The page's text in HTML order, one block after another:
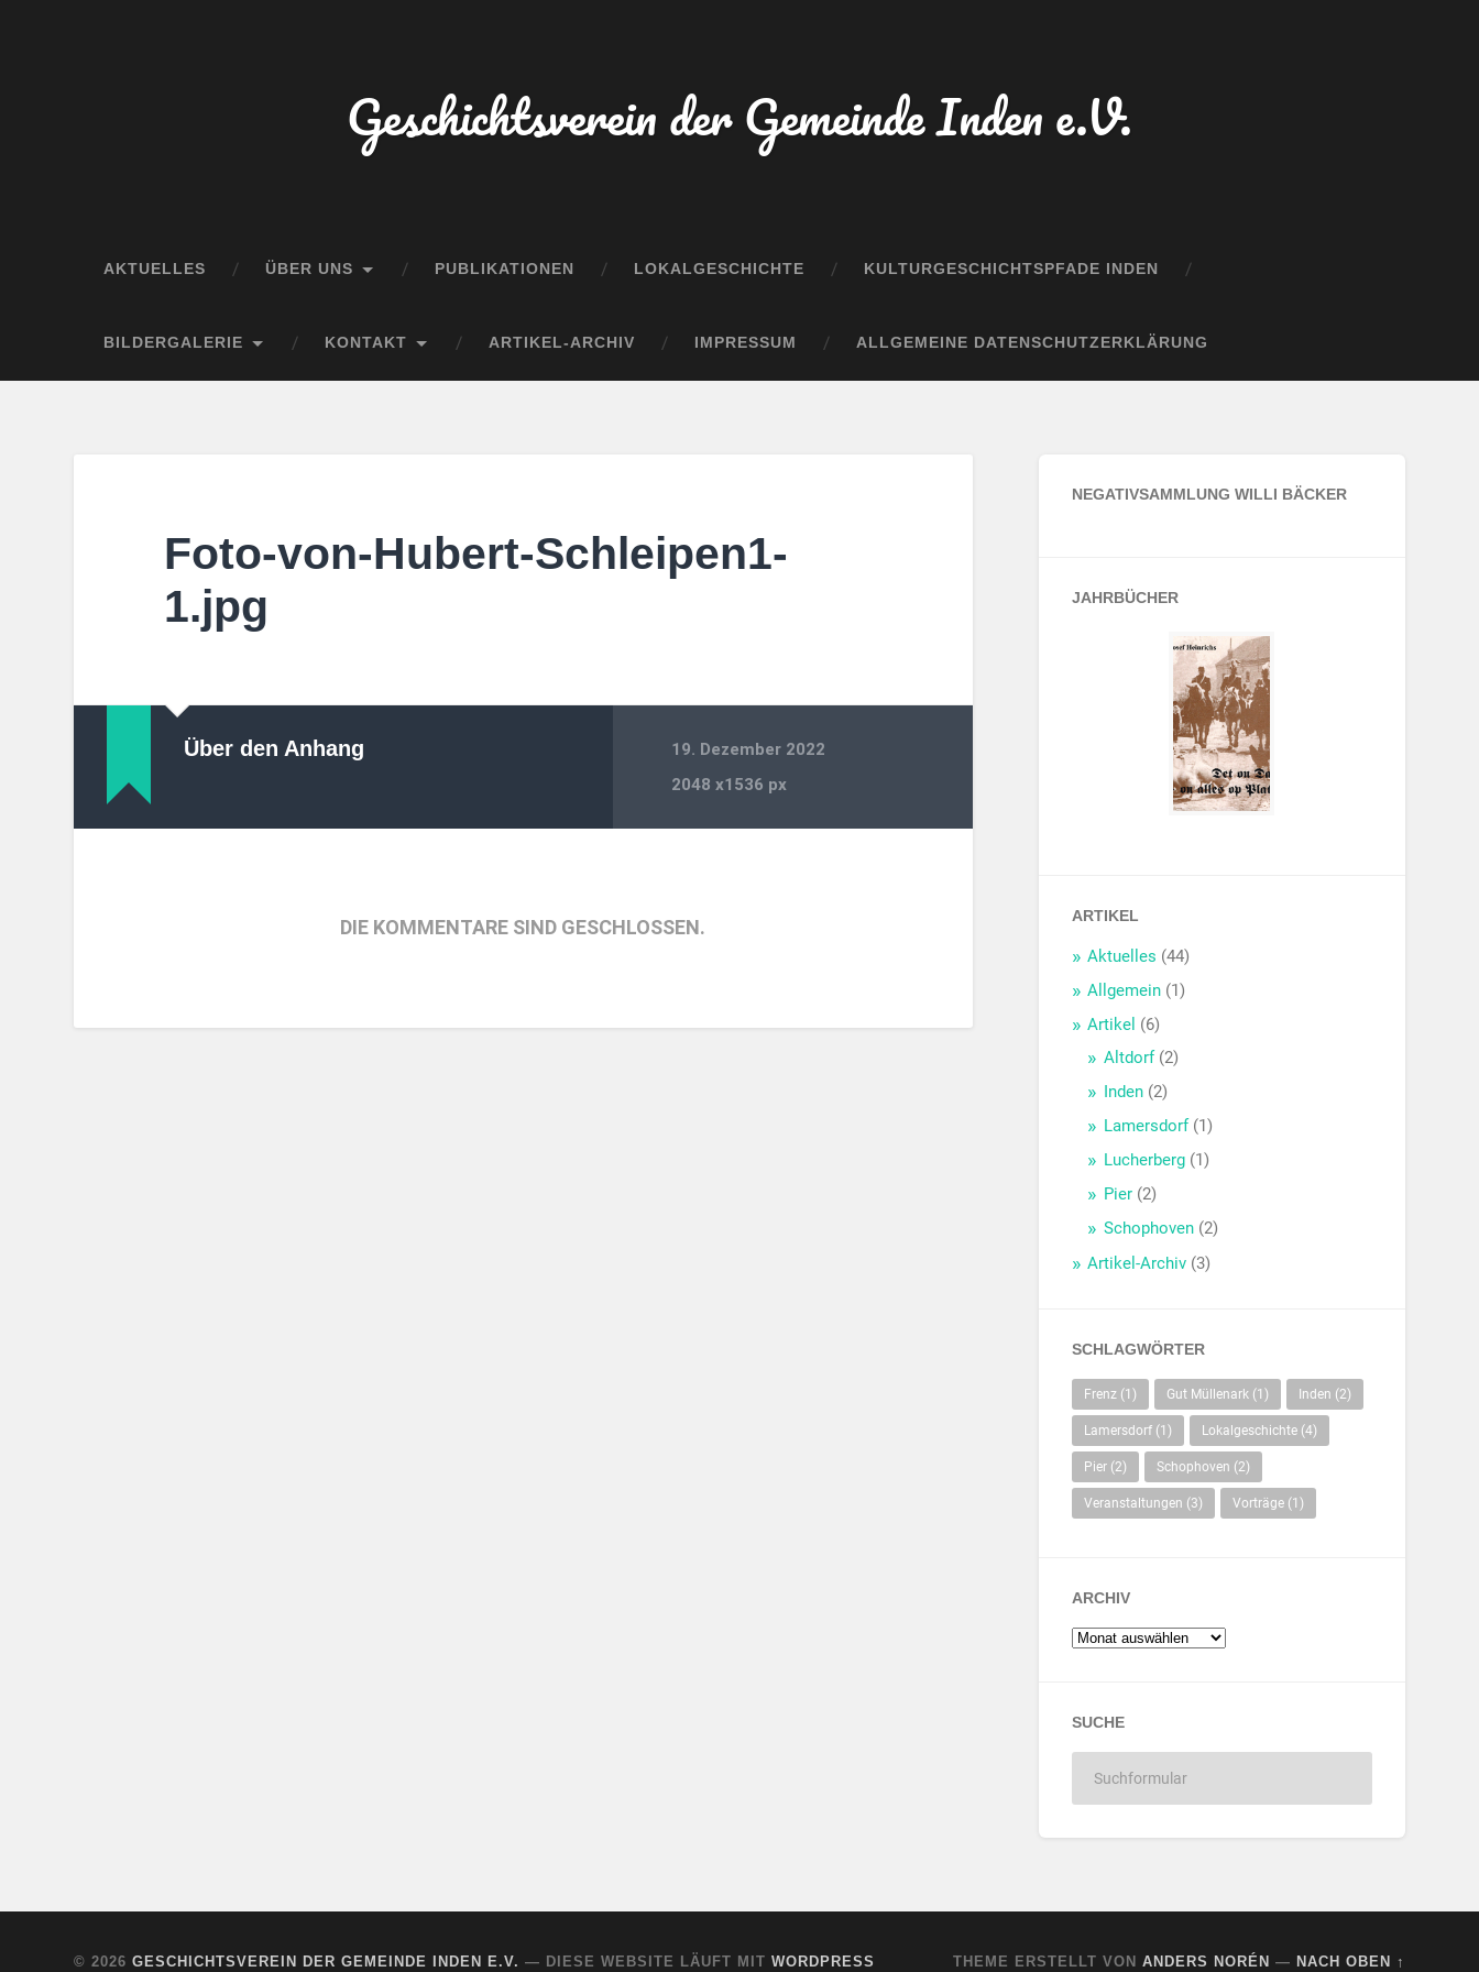
Geschichtsverein der Gemeinde Inden e.V.
AKTUELLES ÜBER UNS PUBLIKATIONEN LOKALGESCHICHTE KULTURGESCHICHTSPFADE INDEN
BILDERGALERIE KONTAKT ARTIKEL-ARCHIV IMPRESSUM ALLGEMEINE DATENSCHUTZERKLÄRUNG
Foto-von-Hubert-Schleipen1-
1.jpg
Über den Anhang
19. Dezember 2022
2048x1536 px
DIE KOMMENTARE SIND GESCHLOSSEN.
NEGATIVSAMMLUNG WILLI BÄCKER
JAHRBÜCHER
ARTIKEL
Aktuelles (44)
Allgemein (1)
Artikel (6)
Altdorf(2)
Inden (2)
Lamersdorf(1)
Lucherberg (1)
Pier (2)
Schophoven (2)
Artikel-Archiv (3)
SCHLAGWÖRTER
Frenz (1) Gut Müllenark (1) Inden (2)
Lamersdorf (1) Lokalgeschichte (4)
Pier (2) Schophoven (2)
Veranstaltungen (3) Vorträge (1)
ARCHIV
SUCHE
© 2026GESCHICHTSVEREIN DER GEMEINDE INDEN E.V. — DIESE WEBSITE LÄUFT MITWORDPRESS THEME ERSTELLT VON ANDERS NORÉN — NACH OBEN ↑